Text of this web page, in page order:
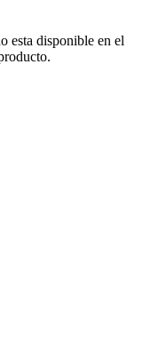
esta disponible en el